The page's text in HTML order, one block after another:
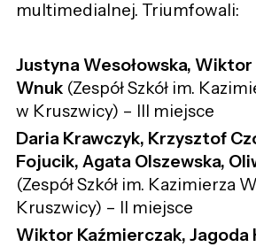
multimedialnej. Triumfowali:
Justyna Wesołowska, Wiktor
Wnuk(Zespół Szkół im.
w Kruszwicy) – III miejsce
Daria Krawczyk, Krzysztof
Fojucik, Agata Olszewska,
(Zespół Szkół im. Kazimierza
Kruszwicy) – II miejsce
Wiktor Kaźmierczak, Jagoda